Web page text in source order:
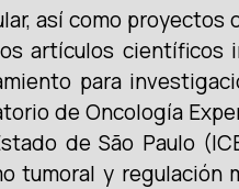
así como proyectos
artículos científicos
para
de Oncología
de São Paulo
tumoral y regulación